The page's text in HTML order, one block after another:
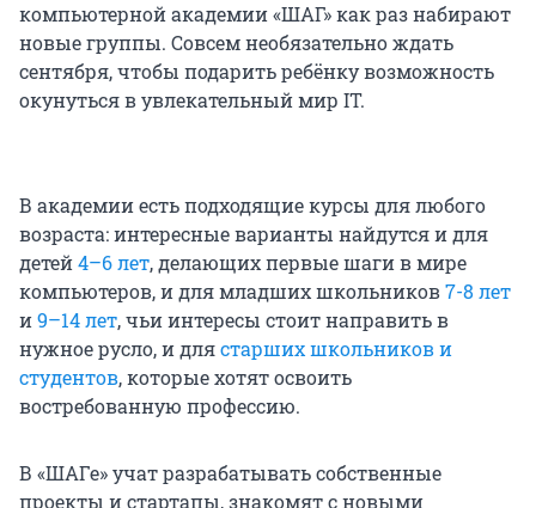
компьютерной академии «ШАГ» как раз набирают
новые группы. Совсем необязательно ждать
сентября, чтобы подарить ребёнку возможность
окунуться в увлекательный мир IT.
В академии есть подходящие курсы для любого
возраста: интересные варианты найдутся и для
детей4–6 лет, делающих первые шаги в мире
компьютеров, и для младших школьников7-8 лет
и9–14 лет, чьи интересы стоит направить в
нужное русло, и длястарших школьников и
студентов, которые хотят освоить
востребованную профессию.
В «ШАГе» учат разрабатывать собственные
проекты и стартапы, знакомят с новыми